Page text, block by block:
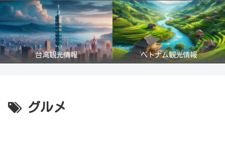
台湾観光情報 ベトナム観光情報
グルメ